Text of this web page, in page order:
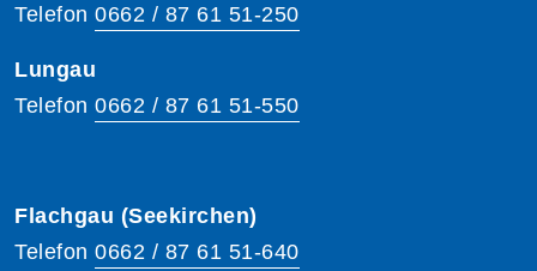
Telefon 0662 / 87 61 51-250
Lungau
Telefon 0662 / 87 61 51-550
Flachgau (Seekirchen)
Telefon 0662 / 87 61 51-640